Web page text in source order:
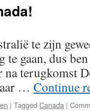
te zijn
te gaan, dus
na terugkomst
… Continue
| Tagged Canada |